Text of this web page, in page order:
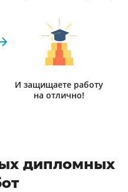
И защищаете работу
на отлично!
дипломных